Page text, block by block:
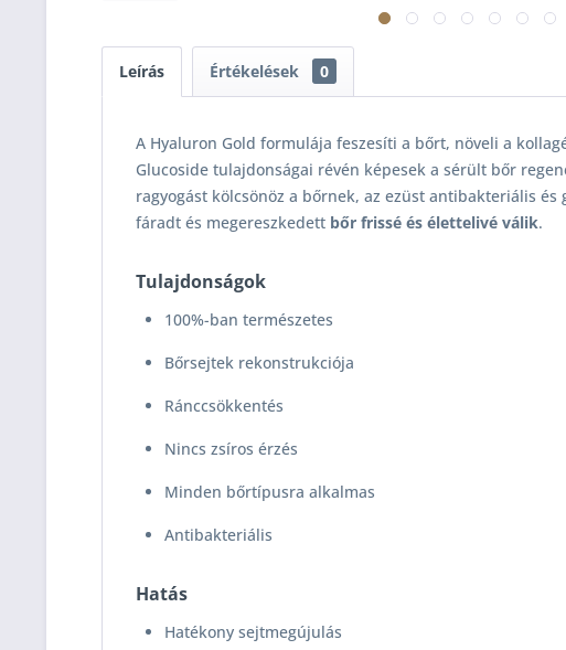
Leírás Értékelések 0
A Hyaluron Gold formulája feszesíti a bőrt, növeli a
Glucoside tulajdonságai révén képesek a sérült bőr
ragyogást kölcsönöz a bőrnek, az ezüst antibakteriális
fáradt és megereszkedett bőr frissé és élettelivé válik.
Tulajdonságok
100%-ban természetes
Bőrsejtek rekonstrukciója
Ránccsökkentés
Nincs zsíros érzés
Minden bőrtípusra alkalmas
Antibakteriális
Hatás
Hatékony sejtmegújulás